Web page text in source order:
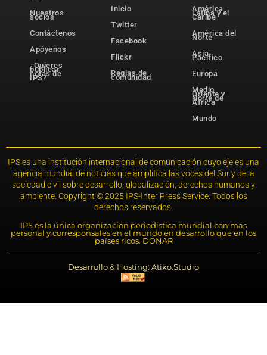
Nuestros
socios
Contáctenos
Apóyenos
¿Quieres
publicar
notas de
IPS?
Inicio
Twitter
Facebook
Flickr
Reglas de
comunidad
América
Latina y el
Caribe
América del
Norte
Asia-
Pacífico
Europa
Medio
Oriente y
Norte de
África
Mundo
IPS es una institución internacional de comunicación cuyo eje es una
agencia mundial de noticias que amplifica las voces del Sur y de la
sociedad civil sobre desarrollo, globalización, derechos humanos y
ambiente. Copyright © 2025 IPS-Inter Press Service. Todos los
derechos reservados.
IPS es la única organización periodística mundial con más
personal y corresponsales en el mundo en desarrollo que en los
países ricos. DONAR
Desarrollo & Hosting: Atiko.Studio